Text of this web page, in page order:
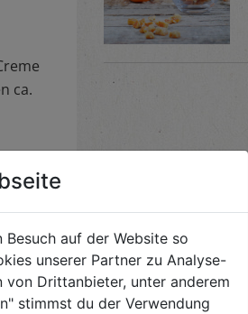
ca.
auf der Website so
unserer Partner zu Analyse-
Drittanbieter, unter anderem
stimmst du der Verwendung